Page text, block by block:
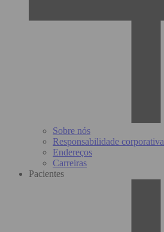
Sobre nós
Responsabilidade corporativa
Endereços
Carreiras
Pacientes